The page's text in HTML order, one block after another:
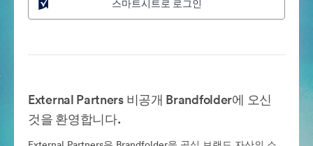
스마트시트로 로그인
External Partners 비공개 Brandfolder에 오신
것을 환영합니다.